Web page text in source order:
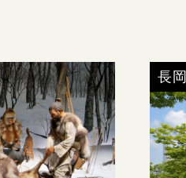
MAP
長